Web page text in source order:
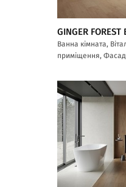
GINGER FOREST
Ванна кімната,
приміщення,